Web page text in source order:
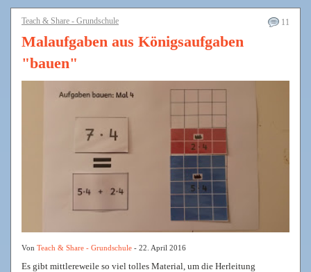
11
Teach & Share - Grundschule
Malaufgaben aus Königsaufgaben
"bauen"
Von Teach & Share - Grundschule - 22. April 2016
Es gibt mittlereweile so viel tolles Material, um die Herleitung